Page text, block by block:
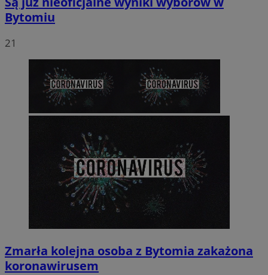
Bytomiu
21
Zmarła kolejna osoba z Bytomia zakażona
koronawirusem